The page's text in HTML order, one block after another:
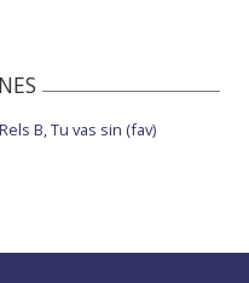
Rels B, Tu vas sin (fav)